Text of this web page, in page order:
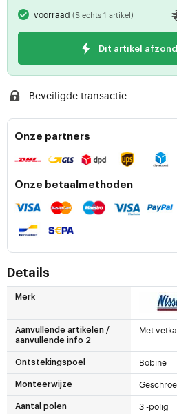
voorraad(Slechts 1 artikel)
Dit artikel
Beveiligde transactie
Onze partners
Onze betaalmethoden
Details
Merk
Aanvullende artikelen /
aanvullende info 2
Met
Ontstekingspoel Bobine
Monteerwijze
Aantal polen 3 -polig